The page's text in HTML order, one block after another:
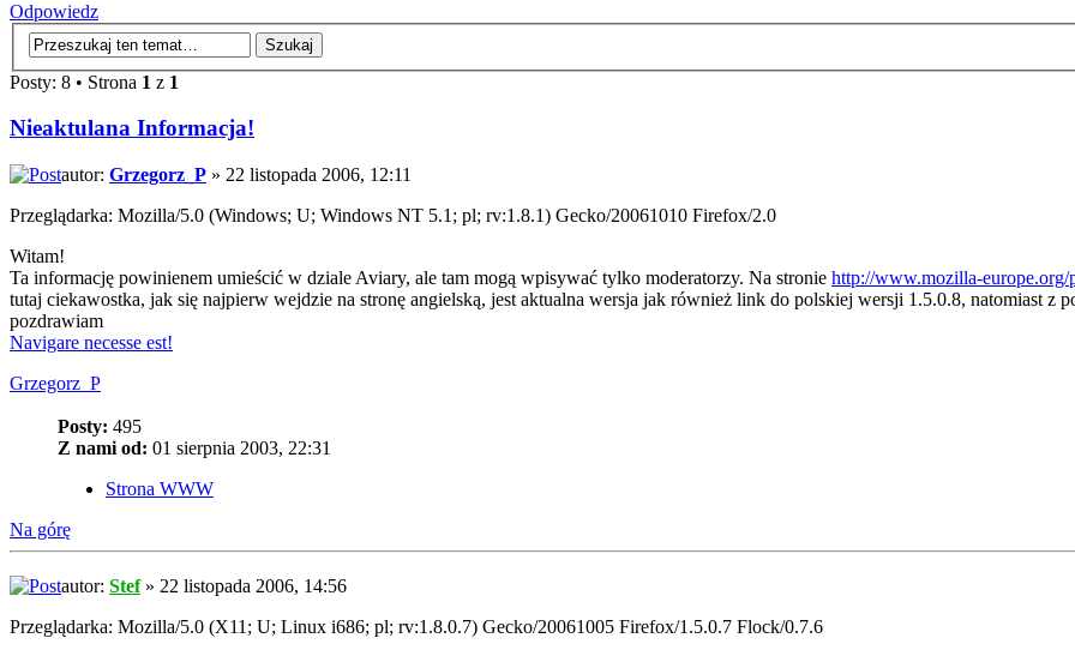
Odpowiedz
Posty: 8 • Strona 1 z 1
Nieaktulana Informacja!
autor: Grzegorz_P » 22 listopada 2006, 12:11
Przeglądarka: Mozilla/5.0 (Windows; U; Windows NT 5.1; pl; rv:1.8.1) Gecko/20061010 Firefox/2.0
Witam!
Ta informację powinienem umieścić w dziale Aviary, ale tam mogą wpisywać tylko moderatorzy. Na stronie http://www.mozilla-europe.org/
tutaj ciekawostka, jak się najpierw wejdzie na stronę angielską, jest aktualna wersja jak również link do polskiej wersji 1.5.0.8, natomiast z
pozdrawiam
Navigare necesse est!
Grzegorz_P
Posty: 495
Z nami od: 01 sierpnia 2003, 22:31
Strona WWW
Na górę
autor: Stef» 22 listopada 2006, 14:56
Przeglądarka: Mozilla/5.0 (X11; U; Linux i686; pl; rv:1.8.0.7) Gecko/20061005 Firefox/1.5.0.7 Flock/0.7.6